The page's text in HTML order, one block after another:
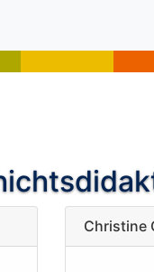
Christine